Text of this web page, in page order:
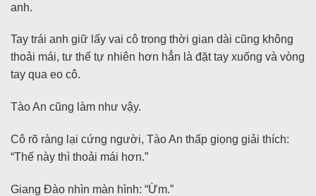
anh.
Tay trái anh giữ lấy vai cô trong thời gian dài cũng không
thoải mái, tư thế tự nhiên hơn hẳn là đặt tay xuống và vòng
tay qua eo cô.
Tào An cũng làm như vậy.
Cô rõ ràng lại cứng người, Tào An thấp giọng giải thích:
“Thế này thì thoải mái hơn.”
Giang Đào nhìn màn hình: “Ừm.”